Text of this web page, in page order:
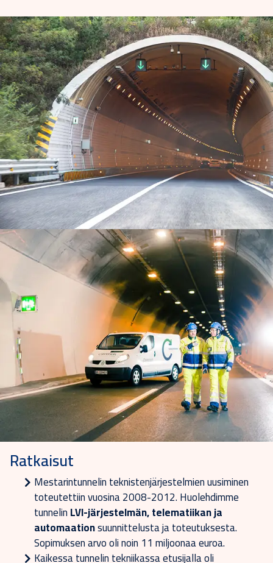
Ratkaisut
Mestarintunnelin teknistenjärjestelmien uusiminen
toteutettiin vuosina 2008-2012. Huolehdimme
tunnelinLVI-järjestelmän, telematiikan ja
automaationsuunnittelusta ja toteutuksesta.
Sopimuksen arvo oli noin 11 miljoonaa euroa.
Kaikessa tunnelin tekniikassa etusijalla oli